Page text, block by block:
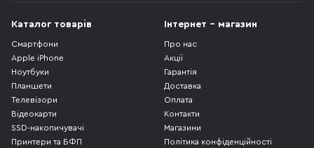
Каталог товарів
Смартфони
Apple iPhone
Ноутбуки
Планшети
Телевізори
Відеокарти
SSD-накопичувачі
Принтери та БФП
Інтернет - магазин
Про нас
Акції
Гарантія
Доставка
Оплата
Контакти
Магазини
Політика конфіденційності